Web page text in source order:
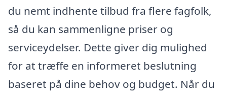
du nemt indhente tilbud fra flere fagfolk,
så du kan sammenligne priser og
serviceydelser. Dette giver dig mulighed
for at træffe en informeret beslutning
baseret på dine behov og budget. Når du